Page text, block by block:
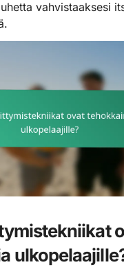
vahvistaaksesi